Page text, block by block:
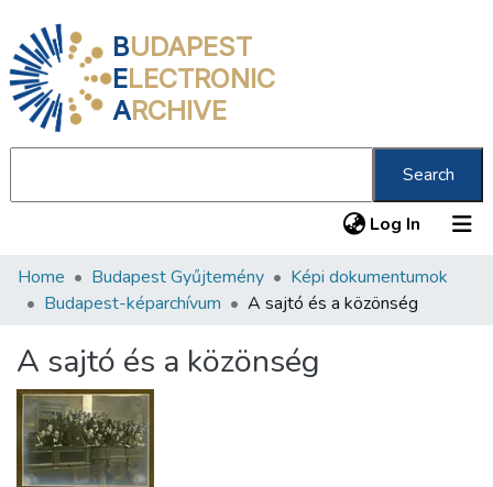
BUDAPEST
ELECTRONIC
ARCHIVE
Search
Log In (current)
Communities & Collections
Statistics
About us
Home Budapest Gyűjtemény
Képi dokumentumok
Budapest-képarchívum
A sajtó és a közönség
A sajtó és a közönség